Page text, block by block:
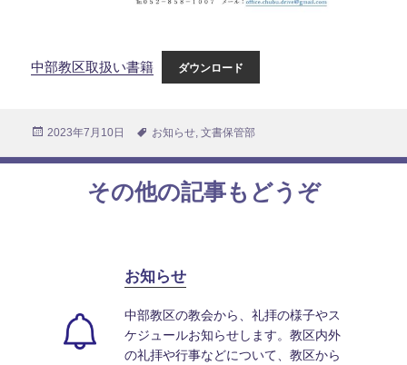
中部教区取扱い書籍 ダウンロード
投
日:
2023年7月10日
タ
お知らせ,文書保管部
その他の記事もどうぞ
お知らせ
中部教区の教会から、礼拝の様子やス
ケジュールお知らせします。教区内外
の礼拝や行事などについて、教区から